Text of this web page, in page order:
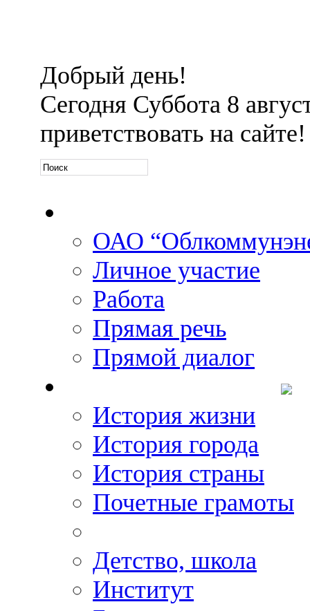
Добрый день!
Сегодня Суббота 8
приветствовать на сайте!
ОАО
Личное участие
Работа
Прямая речь
Прямой диалог
История жизни
История города
История страны
Почетные грамоты
Детство, школа
Институт